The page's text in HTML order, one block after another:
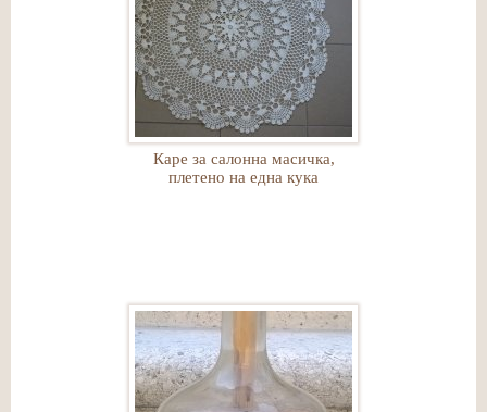
Каре за салонна масичка,
плетено на една кука